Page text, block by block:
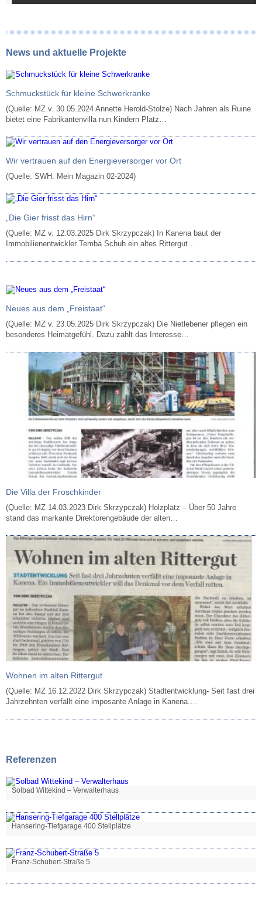
News und aktuelle Projekte
Schmuckstück für kleine Schwerkranke
(Quelle: MZ v. 30.05.2024 Annette Herold-Stolze) Nach Jahren als Ruine
bietet eine Fabrikantenvilla nun Kindern Platz…
Wir vertrauen auf den Energieversorger vor Ort
(Quelle: SWH. Mein Magazin 02-2024)
„Die Gier frisst das Hirn“
(Quelle: MZ v. 12.03.2025 Dirk Skrzypczak) In Kanena baut der
Immobilienentwickler Temba Schuh ein altes Rittergut…
Neues aus dem „Freistaat“
(Quelle: MZ v. 23.05.2025 Dirk Skrzypczak) Die Nietlebener pflegen ein
besonderes Heimatgefühl. Dazu zählt das Interesse…
Die Villa der Froschkinder
(Quelle: MZ 14.03.2023 Dirk Skrzypczak) Holzplatz – Über 50 Jahre
stand das markante Direktorengebäude der alten…
Wohnen im alten Rittergut
(Quelle: MZ 16.12.2022 Dirk Skrzypczak) Stadtentwicklung- Seit fast drei
Jahrzehnten verfällt eine imposante Anlage in Kanena.…
Referenzen
Solbad Wittekind – Verwalterhaus
Hansering-Tiefgarage 400 Stellplätze
Franz-Schubert-Straße 5